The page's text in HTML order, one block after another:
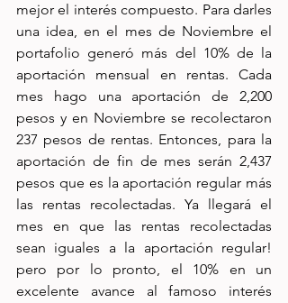
mejor el interés compuesto. Para darles
una idea, en el mes de Noviembre el
portafolio generó más del 10% de la
aportación mensual en rentas. Cada
mes hago una aportación de 2,200
pesos y en Noviembre se recolectaron
237 pesos de rentas. Entonces, para la
aportación de fin de mes serán 2,437
pesos que es la aportación regular más
las rentas recolectadas. Ya llegará el
mes en que las rentas recolectadas
sean iguales a la aportación regular!
pero por lo pronto, el 10% en un
excelente avance al famoso interés